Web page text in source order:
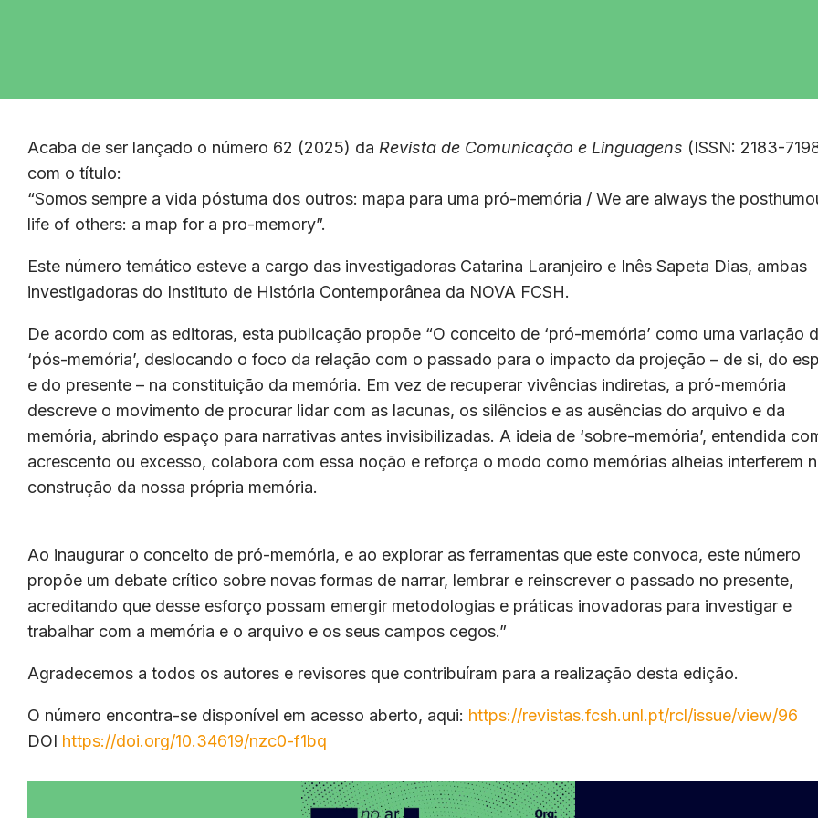
Acaba de ser lançado o número 62 (2025) da Revista de Comunicação e Linguagens (ISSN: 2183-
com o título:
“Somos sempre a vida póstuma dos outros: mapa para uma pró-memória / We are always the
life of others: a map for a pro-memory”.
Este número temático esteve a cargo das investigadoras Catarina Laranjeiro e Inês Sapeta Dias, ambas
investigadoras do Instituto de História Contemporânea da NOVA FCSH.
De acordo com as editoras, esta publicação propõe “O conceito de ‘pró-memória’ como uma variação
‘pós-memória’, deslocando o foco da relação com o passado para o impacto da projeção – de si, do
e do presente – na constituição da memória. Em vez de recuperar vivências indiretas, a pró-memória
descreve o movimento de procurar lidar com as lacunas, os silêncios e as ausências do arquivo e da
memória, abrindo espaço para narrativas antes invisibilizadas. A ideia de ‘sobre-memória’, entendida
acrescento ou excesso, colabora com essa noção e reforça o modo como memórias alheias interferem
construção da nossa própria memória.
Ao inaugurar o conceito de pró-memória, e ao explorar as ferramentas que este convoca, este número
propõe um debate crítico sobre novas formas de narrar, lembrar e reinscrever o passado no presente,
acreditando que desse esforço possam emergir metodologias e práticas inovadoras para investigar e
trabalhar com a memória e o arquivo e os seus campos cegos.”
Agradecemos a todos os autores e revisores que contribuíram para a realização desta edição.
O número encontra-se disponível em acesso aberto, aqui: https://revistas.fcsh.unl.pt/rcl/issue/view/96
DOI https://doi.org/10.34619/nzc0-f1bq